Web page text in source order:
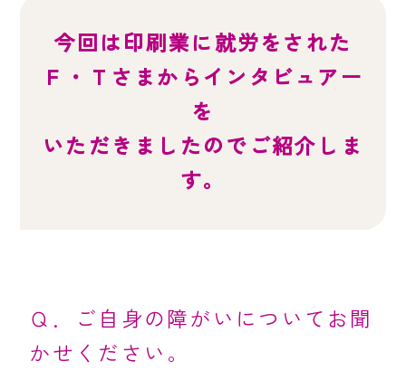
今回は印刷業に就労をされた
Ｆ・Ｔさまからインタビュアー
を
いただきましたのでご紹介しま
す。
Ｑ．ご自身の障がいについてお聞
かせください。